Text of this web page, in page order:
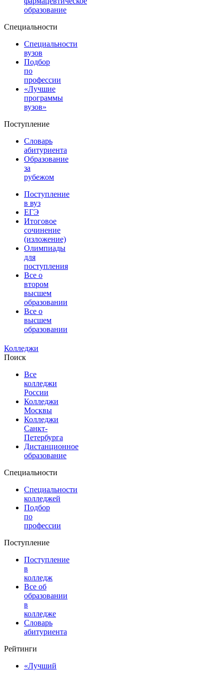
образование
Специальности
Специальности
вузов
Подбор
по
профессии
«Лучшие
программы
вузов»
Поступление
Словарь
абитуриента
Образование
за
рубежом
Поступление
в вуз
ЕГЭ
Итоговое
сочинение
(изложение)
Олимпиады
для
поступления
Все о
втором
высшем
образовании
Все о
высшем
образовании
Колледжи
Поиск
Все
колледжи
России
Колледжи
Москвы
Колледжи
Санкт-
Петербурга
Дистанционное
образование
Специальности
Специальности
колледжей
Подбор
по
профессии
Поступление
Поступление
в
колледж
Все об
образовании
в
колледже
Словарь
абитуриента
Рейтинги
«Лучший